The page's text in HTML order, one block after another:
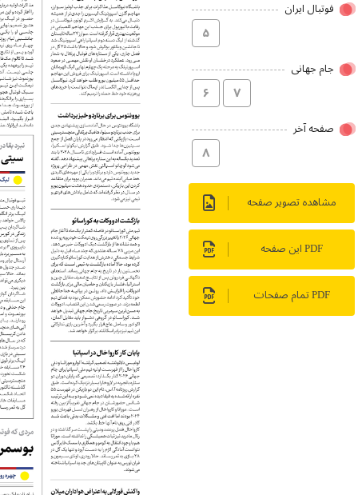
فوتبال ایران
۵
جام جهانی
۶ ۷
صفحه آخر
۸
مشاهده تصویر صفحه
PDF این صفحه
PDF تمام صفحات